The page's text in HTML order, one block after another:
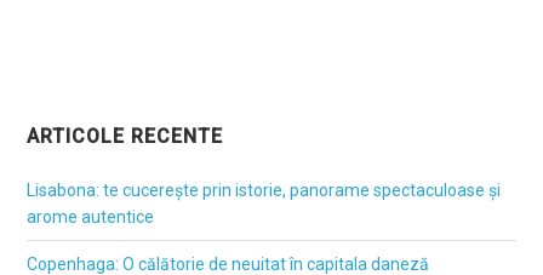
ARTICOLE RECENTE
Lisabona: te cucerește prin istorie, panorame spectaculoase și
arome autentice
Copenhaga: O călătorie de neuitat în capitala daneză